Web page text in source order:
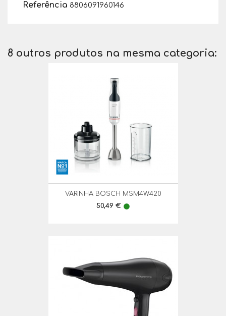
Referência 8806091960146
8 outros produtos na mesma categoria:
VARINHA BOSCH MSM4W420
Preço
50,49 € lens